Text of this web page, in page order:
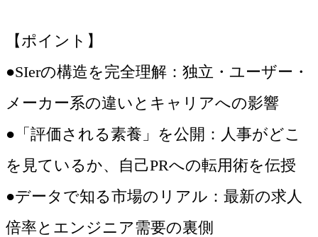
【ポイント】
●SIerの構造を完全理解：独立・ユーザー・
メーカー系の違いとキャリアへの影響
●「評価される素養」を公開：人事がどこ
を見ているか、自己PRへの転用術を伝授
●データで知る市場のリアル：最新の求人
倍率とエンジニア需要の裏側